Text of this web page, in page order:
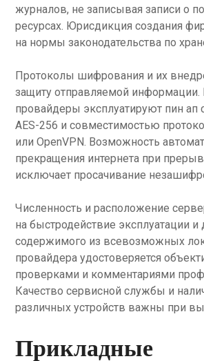
журналов, не записывая записи о
ресурсах. Юрисдикция создания
на нормы законодательства по
Протоколы шифрования и их
защиту отправляемой
провайдеры эксплуатируют пин ап
AES-256 и совместимостью
или OpenVPN. Возможность
прекращения интернета при
исключает просачивание
Численность и расположение
на быстродействие эксплуатации и
содержимого из всевозможных
провайдера удостоверяется
проверками и комментариями
Качество сервисной службы и
различных устройств важны при
Прикладные